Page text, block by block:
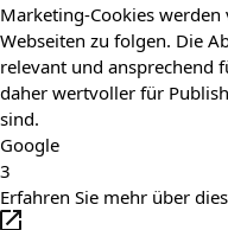
Marketing-Cookies
Webseiten zu folgen. Die
relevant und ansprechend
daher wertvoller für
sind.
Google
3
Erfahren Sie mehr über